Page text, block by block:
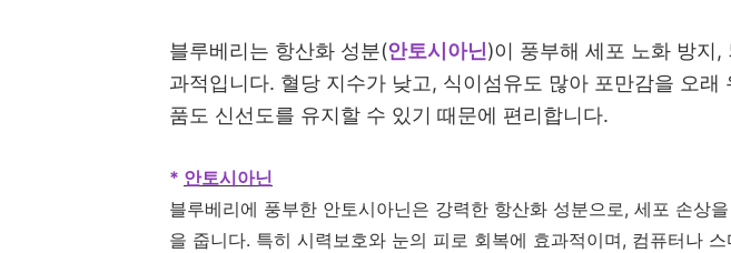
블루베리는 항산화 성분(안토시아닌)이 풍부해 세포 노화 방지,
과적입니다. 혈당 지수가 낮고, 식이섬유도 많아 포만감을 오래
품도 신선도를 유지할 수 있기 때문에 편리합니다.
* 안토시아닌
블루베리에 풍부한 안토시아닌은 강력한 항산화 성분으로, 세포 손상
을 줍니다. 특히 시력보호와 눈의 피로 회복에 효과적이며, 컴퓨터나